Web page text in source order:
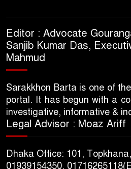
Editor : Advocate
Sanjib Kumar Das,
Mahmud
Sarakkhon Barta is one of
portal. It has begun with a
investigative, informative &
Legal Advisor : Moaz Ariff
Dhaka Office: 101,
01939154350,